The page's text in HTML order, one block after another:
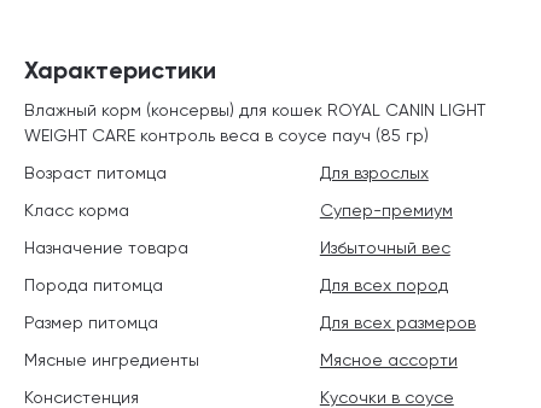
Характеристики
Влажный корм (консервы) для кошек ROYAL CANIN LIGHT
WEIGHT CARE контроль веса в соусе пауч (85 гр)
Возраст питомца
Для взрослых
Класс корма
Супер-премиум
Назначение товара
Избыточный вес
Порода питомца
Для всех пород
Размер питомца
Для всех размеров
Мясные ингредиенты
Мясное ассорти
Консистенция
Кусочки в соусе